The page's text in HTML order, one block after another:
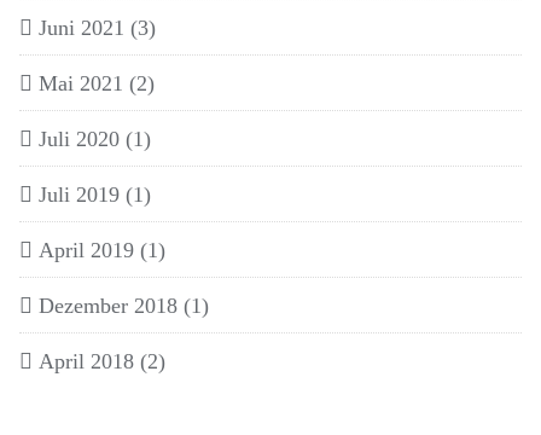
Juni 2021 (3)
Mai 2021 (2)
Juli 2020 (1)
Juli 2019 (1)
April 2019 (1)
Dezember 2018 (1)
April 2018 (2)